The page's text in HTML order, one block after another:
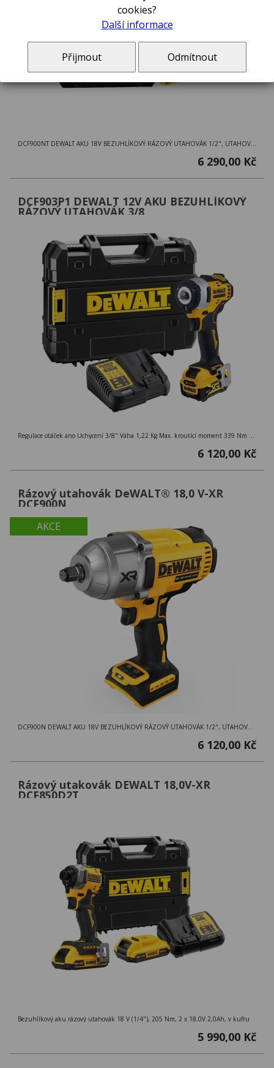
DCF900NT DEWALT AKU 18V BEZUHLÍKOVÝ RÁZOVÝ UTAHOVÁK 1/2", UTAHOVÁK V KUFRU TSTAK
6 290,00 Kč
DCF903P1 DEWALT 12V AKU BEZUHLÍKOVÝ
RÁZOVÝ UTAHOVÁK 3/8
6 120,00 Kč
AKCE
Rázový utahovák DeWALT® 18,0 V-XR
DCF900N
DCF900N DEWALT AKU 18V BEZUHLÍKOVÝ RÁZOVÝ UTAHOVÁK 1/2", UTAHOVÁK V KARTONOVÉ KRABICI
6 120,00 Kč
Rázový utakovák DEWALT 18,0V-XR
DCF850D2T
Bezuhlíkový aku rázový utahovák 18 V (1/4"), 205 Nm, 2 x 18,0V 2,0Ah, v kufru
5 990,00 Kč
cookies?
Další informace
Přijmout Odmítnout